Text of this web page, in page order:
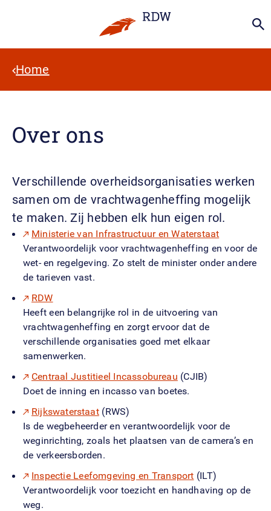
Home
Over ons
Verschillende overheidsorganisaties werken
samen om de vrachtwagenheffing mogelijk
te maken. Zij hebben elk hun eigen rol.
Ministerie van Infrastructuur en Waterstaat
Verantwoordelijk voor vrachtwagenheffing en voor de
wet- en regelgeving. Zo stelt de minister onder andere
de tarieven vast.
RDW
Heeft een belangrijke rol in de uitvoering van
vrachtwagenheffing en zorgt ervoor dat de
verschillende organisaties goed met elkaar
samenwerken.
Centraal Justitieel Incassobureau (CJIB)
Doet de inning en incasso van boetes.
Rijkswaterstaat(RWS)
Is de wegbeheerder en verantwoordelijk voor de
weginrichting, zoals het plaatsen van de camera’s en
de verkeersborden.
Inspectie Leefomgeving en Transport (ILT)
Verantwoordelijk voor toezicht en handhaving op de
weg.